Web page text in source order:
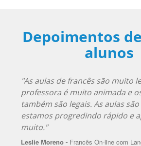
Depoimentos
alunos
"As aulas de francês são muito
professora é muito animada e
também são legais. As aulas
estamos progredindo rápido e
muito."
Leslie Moreno -Francês On-line com